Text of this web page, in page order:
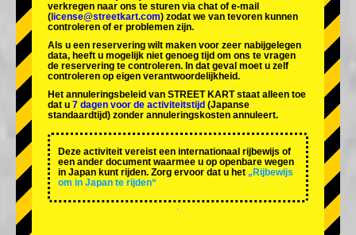
verkregen naar ons te sturen via chat of e-mail
( license@streetkart.com) zodat we van tevoren kunnen
controleren of er problemen zijn.
Als u een reservering wilt maken voor zeer nabijgelegen
data, heeft u mogelijk niet genoeg tijd om ons te vragen
de reservering te controleren. In dat geval moet u zelf
controleren op eigen verantwoordelijkheid.
Het annuleringsbeleid van STREET KART staat alleen toe
dat u 7 dagen voor de activiteitstijd (Japanse
standaardtijd) zonder annuleringskosten annuleert.
Deze activiteit vereist een internationaal rijbewijs of
een ander document waarmee u op openbare wegen
in Japan kunt rijden. Zorg ervoor dat u het „Rijbewijs
om in Japan te rijden“